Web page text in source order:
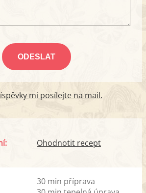
mi posílejte na mail.
Ohodnotit recept
30 min příprava